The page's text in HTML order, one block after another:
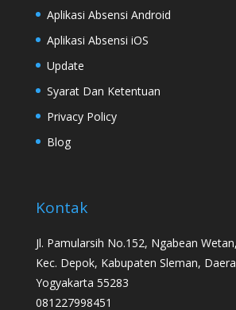
Aplikasi Absensi Android
Aplikasi Absensi iOS
Update
Syarat Dan Ketentuan
Privacy Policy
Blog
Kontak
Jl. Pamularsih No.152, Ngabean
Kec. Depok, Kabupaten Sleman,
Yogyakarta 55283
081227998451